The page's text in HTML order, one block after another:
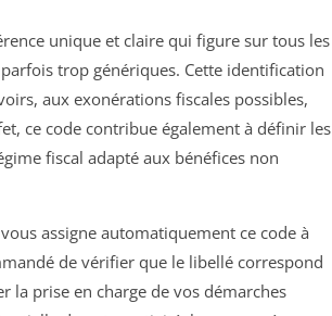
unique et claire qui figure sur tous les
trop génériques. Cette identification
aux exonérations fiscales possibles,
ce code contribue également à définir les
fiscal adapté aux bénéfices non
assigne automatiquement ce code à
de vérifier que le libellé correspond
prise en charge de vos démarches